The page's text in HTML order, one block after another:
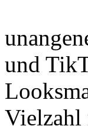
und
Vielzahl